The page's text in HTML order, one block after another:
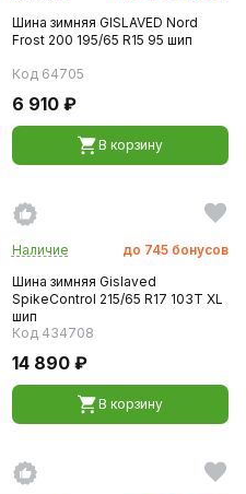
Шина зимняя GISLAVED Nord
Frost 200 195/65 R15 95 шип
Код 64705
6 910 ₽
В корзину
Наличие до 745 бонусов
Шина зимняя Gislaved
SpikeControl 215/65 R17 103T XL
шип
Код 434708
14 890 ₽
В корзину